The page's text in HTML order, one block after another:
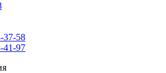
37-58
41-97